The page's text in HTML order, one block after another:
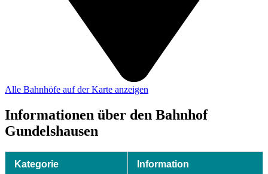
Alle Bahnhöfe auf der Karte anzeigen
Informationen über den Bahnhof
Gundelshausen
Kategorie Information